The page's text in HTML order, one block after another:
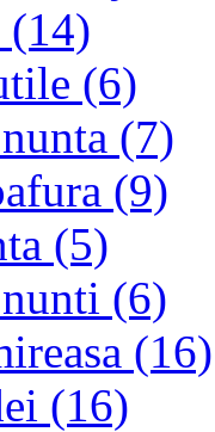
(14)
(6)
(7)
(9)
(5)
(6)
(16)
(16)